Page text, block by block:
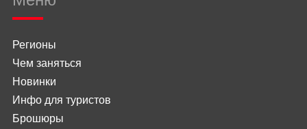
Регионы
Чем заняться
Новинки
Инфо для туристов
Брошюры